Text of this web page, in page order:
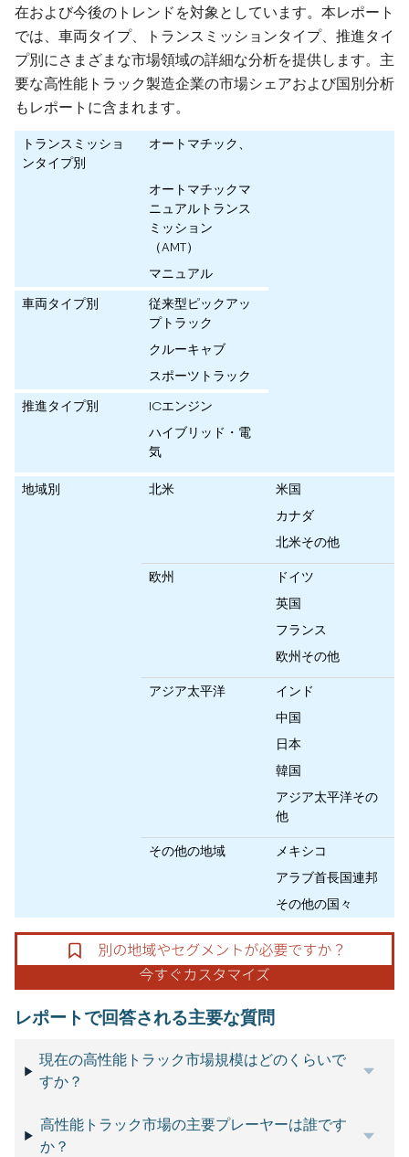
在および今後のトレンドを対象としています。本レポート
では、車両タイプ、トランスミッションタイプ、推進タイ
プ別にさまざまな市場領域の詳細な分析を提供します。主
要な高性能トラック製造企業の市場シェアおよび国別分析
もレポートに含まれます。
トランスミッショ
ンタイプ別
オートマチック、
オートマチックマ
ニュアルトランス
ミッション
（AMT）
マニュアル
車両タイプ別
従来型ピックアッ
プトラック
クルーキャブ
スポーツトラック
推進タイプ別
ICエンジン
ハイブリッド・電
気
地域別 北米
米国
カナダ
北米その他
欧州
ドイツ
英国
フランス
欧州その他
アジア太平洋
インド
中国
日本
韓国
アジア太平洋その
他
その他の地域
メキシコ
アラブ首長国連邦
その他の国々
レポートで回答される主要な質問
現在の高性能トラック市場規模はどのくらいで
すか？
高性能トラック市場の主要プレーヤーは誰です
か？